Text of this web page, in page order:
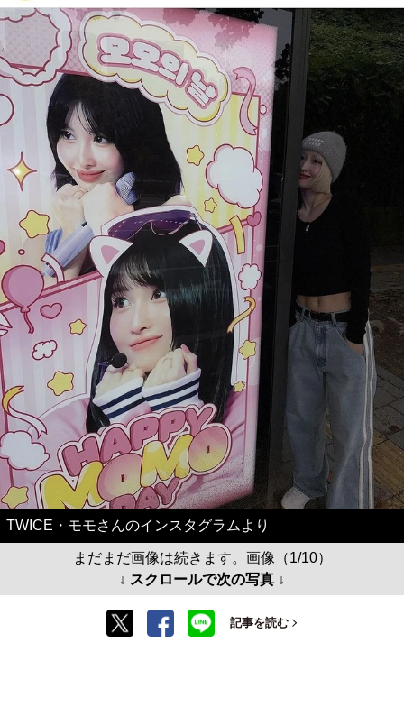
TWICE・モモさんのインスタグラムより
まだまだ画像は続きます。画像（1/10）
↓ スクロールで次の写真 ↓
記事を読む